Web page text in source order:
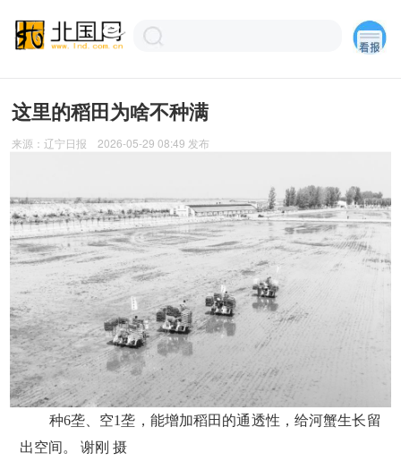
这里的稻田为啥不种满
来源：辽宁日报 2026-05-29 08:49 发布
种6垄、空1垄，能增加稻田的通透性，给河蟹生长留
出空间。 谢刚 摄